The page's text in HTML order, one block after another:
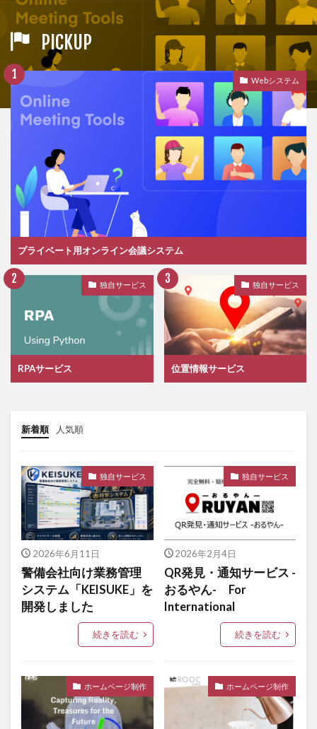
PICKUP
Webシステム
プライベート用オンライン会議システム
独自サービス
RPAサービス
独自サービス
位置情報サービス
新着順 人気順
独自サービス
2026年6月11日
警備会社向け業務管理
システム「KEISUKE」を
開発しました
続きを読む
独自サービス
2026年2月4日
QR発見・通知サービス -
おるやん- For
International
続きを読む
ホームページ制作 ホームページ制作